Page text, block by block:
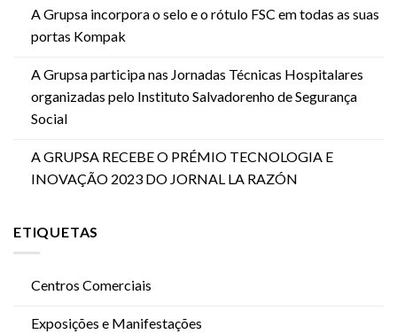
A Grupsa incorpora o selo e o rótulo FSC em todas as suas
portas Kompak
A Grupsa participa nas Jornadas Técnicas Hospitalares
organizadas pelo Instituto Salvadorenho de Segurança
Social
A GRUPSA RECEBE O PRÉMIO TECNOLOGIA E
INOVAÇÃO 2023 DO JORNAL LA RAZÓN
ETIQUETAS
Centros Comerciais
Exposições e Manifestações